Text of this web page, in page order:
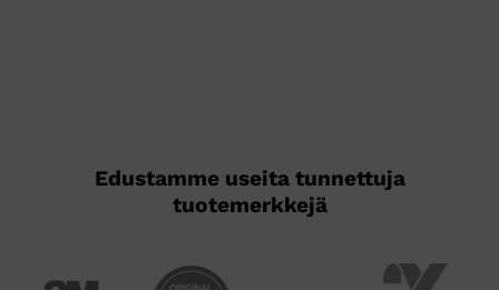
Edustamme useita tunnettuja
tuotemerkkejä